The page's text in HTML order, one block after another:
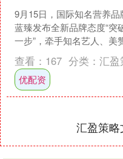
9月15日，国际知名营养
蓝臻发布全新品牌态度“突
一步”，牵手知名艺人、美
代言人高圆圆诠释追求“高
义“高标准”的价....
查看： 167 分类： 汇盈
优配资
汇盈策